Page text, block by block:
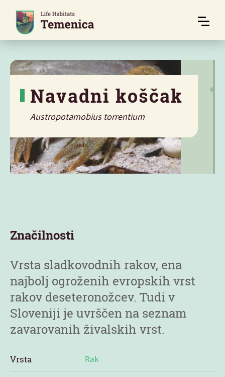
Navadni koščak
Austropotamobius torrentium
Značilnosti
Vrsta sladkovodnih rakov, ena
najbolj ogroženih evropskih vrst
rakov deseteronožcev. Tudi v
Sloveniji je uvrščen na seznam
zavarovanih živalskih vrst.
Vrsta Rak